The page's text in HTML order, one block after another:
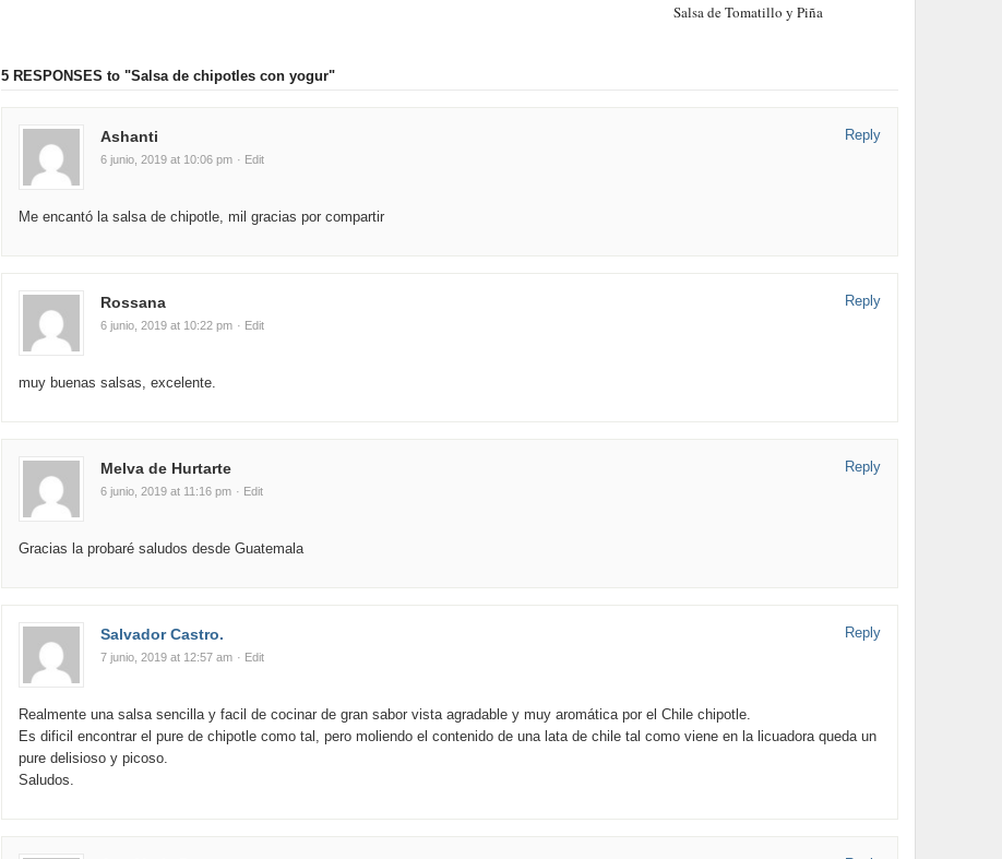
Salsa de Tomatillo y Piña
5 RESPONSES to "Salsa de chipotles con yogur"
Ashanti
6 junio, 2019 at 10:06 pm · Edit
Me encantó la salsa de chipotle, mil gracias por compartir
Reply
Rossana
6 junio, 2019 at 10:22 pm · Edit
muy buenas salsas, excelente.
Reply
Melva de Hurtarte
6 junio, 2019 at 11:16 pm · Edit
Gracias la probaré saludos desde Guatemala
Reply
Salvador Castro.
7 junio, 2019 at 12:57 am · Edit
Realmente una salsa sencilla y facil de cocinar de gran sabor vista agradable y muy aromática por el Chile chipotle.
Es dificil encontrar el pure de chipotle como tal, pero moliendo el contenido de una lata de chile tal como viene en la licuadora queda un
pure delisioso y picoso.
Saludos.
Reply